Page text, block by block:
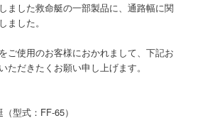
ました救命艇の一部製品に、通路幅に関
ました。
ご使用のお客様におかれまして、下記お
ただきたくお願い申し上げます。
型式：FF-65）